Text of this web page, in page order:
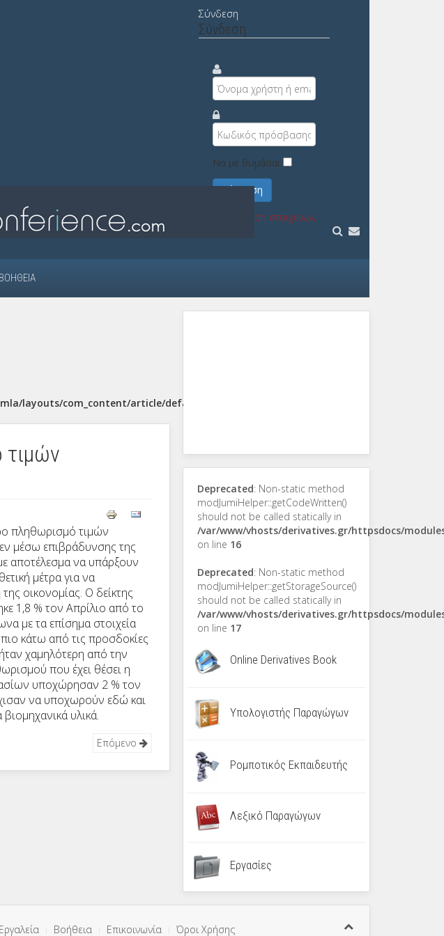
Σύνδεση
Σύνδεση
Να με θυμάσαι
Σύνδεση
Υπενθύμιση στοιχείων;
ΒΟΉΘΕΙΑ
layouts/com_content/article/default.php
τιμών
πληθωρισμό τιμών
μέσω επιβράδυνσης της
αποτέλεσμα να υπάρξουν
μέτρα για να
οικονομίας. Ο δείκτης
1,8 % τον Απρίλιο από το
με τα επίσημα στοιχεία
κάτω από τις προσδοκίες
χαμηλότερη από την
που έχει θέσει η
υποχώρησαν 2 % τον
να υποχωρούν εδώ και
υλικά.
Επόμενο
Deprecated: Non-static method
modJumiHelper::getCodeWritten()
should not be called statically in
/var/www/vhosts/derivatives.gr/httpsdocs/
on line 16
Deprecated: Non-static method
modJumiHelper::getStorageSource()
should not be called statically in
/var/www/vhosts/derivatives.gr/httpsdocs/
on line 17
Online Derivatives Book
Υπολογιστής Παραγώγων
Ρομποτικός Εκπαιδευτής
Λεξικό Παραγώγων
Εργασίες
Εργαλεία Βοήθεια Επικοινωνία Όροι Χρήσης